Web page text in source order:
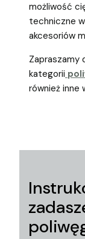
możliwość
techniczne
akcesoriów
Zapraszamy
kategorii
również inne